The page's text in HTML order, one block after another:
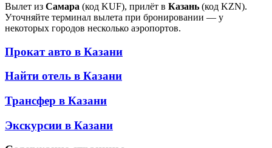
Вылет из Самара (код KUF), прилёт в Казань (код KZN).
Уточняйте терминал вылета при бронировании — у
некоторых городов несколько аэропортов.
Прокат авто в Казани
Найти отель в Казани
Трансфер в Казани
Экскурсии в Казани